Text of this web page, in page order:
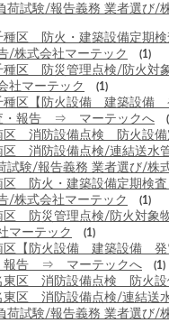
荷試験/報告義務 業者選び/
種区 防火・建築設備定期検
/株式会社マーテック
(1)
種区 防災管理点検/防火対
社マーテック
(1)
種区【防火設備 建築設備
・報告 ⇒ マーテックへ
区 消防設備点検 防火設備
区 消防設備点検/連結送水
試験/報告義務 業者選び/株
区 防火・建築設備定期検査
/株式会社マーテック
(1)
区 防災管理点検/防火対象
マーテック
(1)
区【防火設備 建築設備 発
報告 ⇒ マーテックへ
(1)
東区 消防設備点検 防火設
東区 消防設備点検/連結送
荷試験/報告義務 業者選び/